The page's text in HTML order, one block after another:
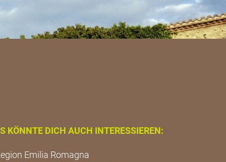
KÖNNTE DICH AUCH INTERESSIEREN:
Emilia Romagna